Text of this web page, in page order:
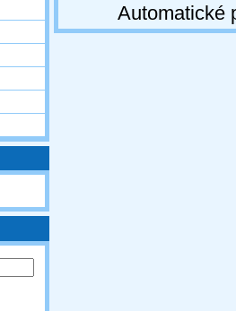
Automatické